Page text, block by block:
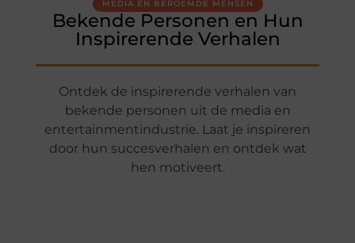
MEDIA EN BEROEMDE MENSEN
Bekende Personen en Hun
Inspirerende Verhalen
Ontdek de inspirerende verhalen van
bekende personen uit de media en
entertainmentindustrie. Laat je inspireren
door hun succesverhalen en ontdek wat
hen motiveert.